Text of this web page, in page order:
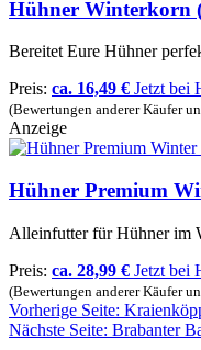
Hühner Winterkorn
Bereitet Eure Hühner
Preis: ca. 16,49 € Jetzt bei
(Bewertungen anderer Käufer
Anzeige
Hühner Premium
Alleinfutter für Hühner im
Preis: ca. 28,99 € Jetzt bei
(Bewertungen anderer Käufer
Vorherige Seite:
Nächste Seite: Brabanter